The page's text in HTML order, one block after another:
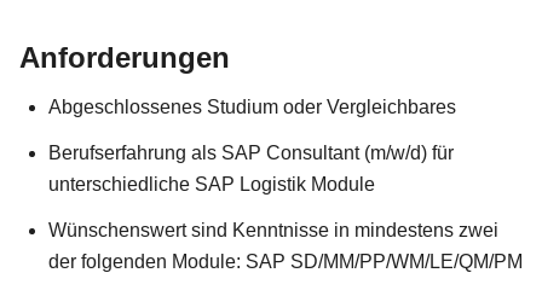
Anforderungen
Abgeschlossenes Studium oder Vergleichbares
Berufserfahrung als SAP Consultant (m/w/d) für
unterschiedliche SAP Logistik Module
Wünschenswert sind Kenntnisse in mindestens zwei
der folgenden Module: SAP SD/MM/PP/WM/LE/QM/PM